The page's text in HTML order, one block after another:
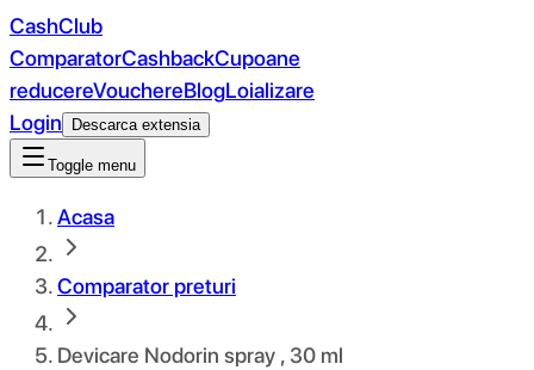
CashClub
ComparatorCashbackCupoane
reducereVouchereBlogLoializare
Login
Descarca extensia
Toggle menu
Acasa
Comparator preturi
Devicare Nodorin spray , 30 ml